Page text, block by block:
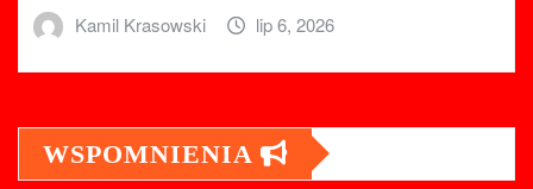
Kamil Krasowski lip 6, 2026
WSPOMNIENIA